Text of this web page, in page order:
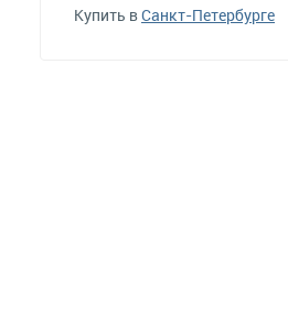
Купить вСанкт-Петербурге